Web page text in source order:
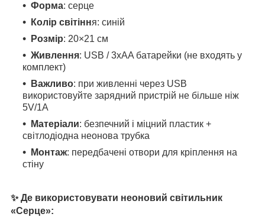
Форма: серце
Колір світіння: синій
Розмір: 20×21 см
Живлення: USB / 3xAA батарейки (не входять у
комплект)
Важливо: при живленні через USB
використовуйте зарядний пристрій не більше ніж
5V/1А
Матеріали: безпечний і міцний пластик +
світлодіодна неонова трубка
Монтаж: передбачені отвори для кріплення на
стіну
✨ Де використовувати неоновий світильник
«Серце»: